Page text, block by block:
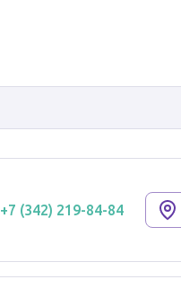
+7 (342) 219-84-84